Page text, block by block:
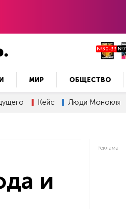
№30-33 №7
МИР ОБЩЕСТВО
Кейс Люди Монокля
и
Реклама